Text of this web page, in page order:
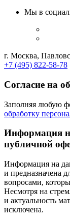
Мы в
г. Москва,
+7 (495) 822-58-78
Согласие на
Заполняя любую
обработку
Информация
публичной
Информация на
и предназначена
вопросами,
Несмотря на
и актуальность
исключена.